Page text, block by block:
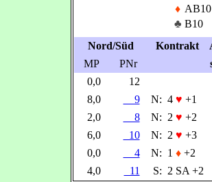
♦ AB10
♣ B10
Nord/Süd
Kontrakt
MP
PNr
0,0
12
8,0
9 N: 4 ♥ +1
2,0
8 N: 2 ♥ +2
6,0
10 N: 2 ♥ +3
0,0
4 N: 1 ♦+2
4,0
11 S: 2 SA +2